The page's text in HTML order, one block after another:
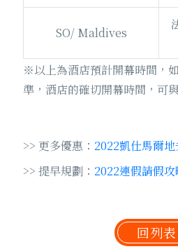
SO/ Maldives
※以上為酒店預計開幕時間，
準，酒店的確切開幕時間，可
>> 更多優惠： 2022凱仕馬爾
>> 提早規劃： 2022連假請假攻
回列表